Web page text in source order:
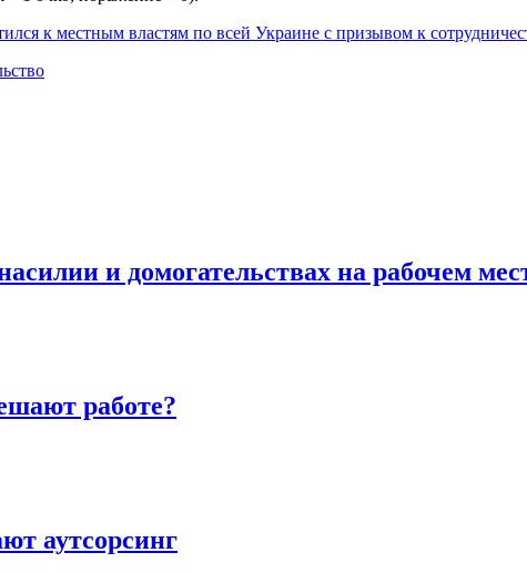
к местным властям по всей Украине с призывом к
и домогательствах на рабочем
работе?
аутсорсинг